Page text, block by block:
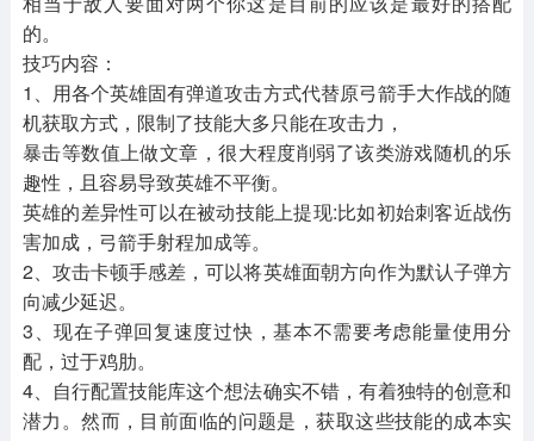
的。
技巧内容：
1、用各个英雄固有弹道攻击方式代替原弓箭手大作战的随
机获取方式，限制了技能大多只能在攻击力，
暴击等数值上做文章，很大程度削弱了该类游戏随机的乐
趣性，且容易导致英雄不平衡。
英雄的差异性可以在被动技能上提现:比如初始刺客近战伤
害加成，弓箭手射程加成等。
2、攻击卡顿手感差，可以将英雄面朝方向作为默认子弹方
向减少延迟。
3、现在子弹回复速度过快，基本不需要考虑能量使用分
配，过于鸡肋。
4、自行配置技能库这个想法确实不错，有着独特的创意和
潜力。然而，目前面临的问题是，获取这些技能的成本实